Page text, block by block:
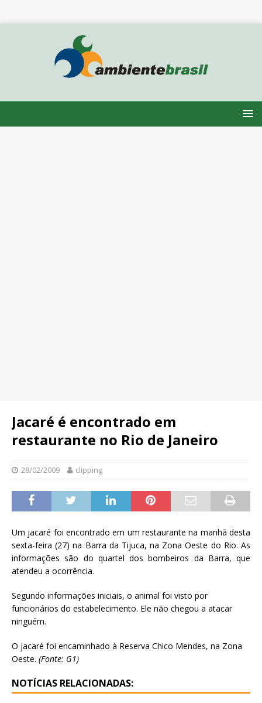
Jacaré é encontrado em
restaurante no Rio de Janeiro
28/02/2009 clipping
Um jacaré foi encontrado em um restaurante na manhã desta
sexta-feira (27) na Barra da Tijuca, na Zona Oeste do Rio. As
informações são do quartel dos bombeiros da Barra, que
atendeu a ocorrência.
Segundo informações iniciais, o animal foi visto por
funcionários do estabelecimento. Ele não chegou a atacar
ninguém.
O jacaré foi encaminhado à Reserva Chico Mendes, na Zona
Oeste. (Fonte: G1)
NOTÍCIAS RELACIONADAS: